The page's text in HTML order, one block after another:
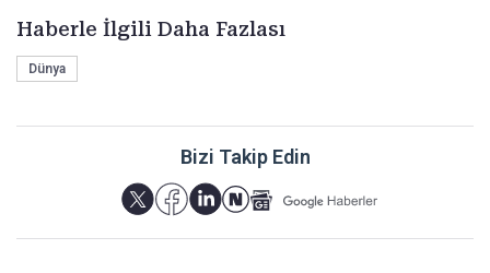
Haberle İlgili Daha Fazlası
Dünya
Bizi Takip Edin